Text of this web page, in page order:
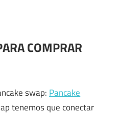
COMPRAR
swap: Pancake
tenemos que conectar